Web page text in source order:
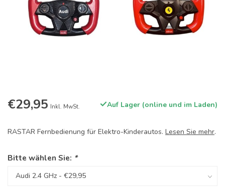
€29,95 Inkl. MwSt. Auf Lager (online und im Laden)
RASTAR Fernbedienung für Elektro-Kinderautos. Lesen Sie mehr.
Bitte wählen Sie: *